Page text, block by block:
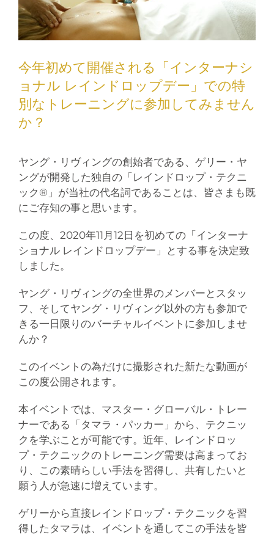
今年初めて開催される「インターナシ
ョナル レインドロップデー」での特
別なトレーニングに参加してみません
か？
ヤング・リヴィングの創始者である、ゲリー・ヤ
ングが開発した独自の「レインドロップ・テクニ
ック®」が当社の代名詞であることは、皆さまも既
にご存知の事と思います。
この度、2020年11月12日を初めての「インターナ
ショナル レインドロップデー」とする事を決定致
しました。
ヤング・リヴィングの全世界のメンバーとスタッ
フ、そしてヤング・リヴィング以外の方も参加で
きる一日限りのバーチャルイベントに参加しませ
んか？
このイベントの為だけに撮影された新たな動画が
この度公開されます。
本イベントでは、マスター・グローバル・トレー
ナーである「タマラ・パッカー」から、テクニッ
クを学ぶことが可能です。近年、レインドロッ
プ・テクニックのトレーニング需要は高まってお
り、この素晴らしい手法を習得し、共有したいと
願う人が急速に増えています。
ゲリーから直接レインドロップ・テクニックを習
得したタマラは、イベントを通してこの手法を皆